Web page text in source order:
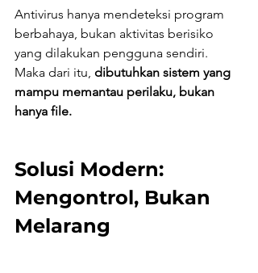
Antivirus hanya mendeteksi program
berbahaya, bukan aktivitas berisiko
yang dilakukan pengguna sendiri.
Maka dari itu, dibutuhkan sistem yang
mampu memantau perilaku, bukan
hanya file.
Solusi Modern:
Mengontrol, Bukan
Melarang